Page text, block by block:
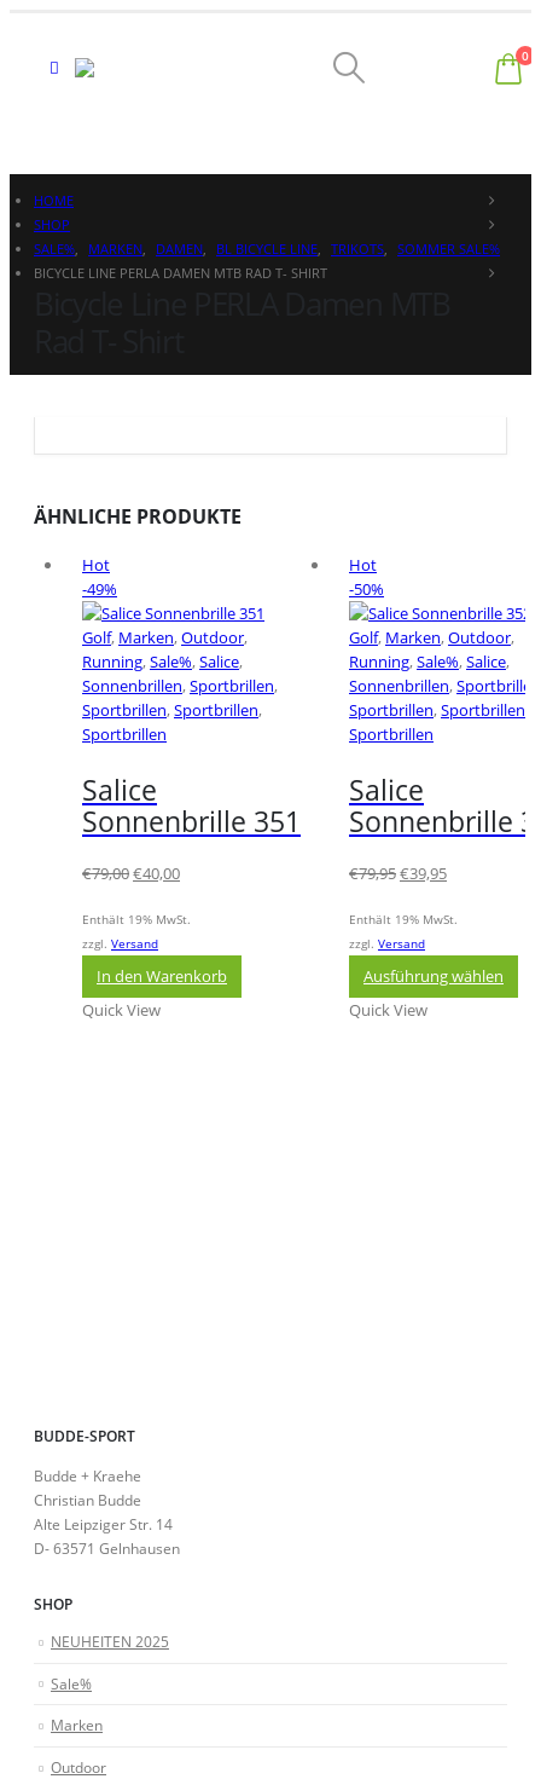
0
HOME
SHOP
SALE%, MARKEN, DAMEN, BL BICYCLE LINE, TRIKOTS, SOMMER SALE%
BICYCLE LINE PERLA DAMEN MTB RAD T- SHIRT
ÄHNLICHE PRODUKTE
Hot
-49%
Golf, Marken,Outdoor,
Running,Sale%,Salice,
Sonnenbrillen,Sportbrillen,
Sportbrillen,Sportbrillen,
Sportbrillen
Salice
Sonnenbrille 351
€79,00Ursprünglicher
war:
€79,00
€40,00Aktueller
ist:
Enthält 19% MwSt.
zzgl. Versand
In den Warenkorb
Quick View
Hot
-50%
Golf, Marken,Outdoor,
Running,Sale%,Salice,
Sonnenbrillen,Sportbrillen
Sportbrillen,Sportbrillen
Sportbrillen
Salice
Sonnenbrille
€79,95Ursprünglicher
war:
€79,95
€39,95Aktueller
ist:
Enthält 19% MwSt.
zzgl. Versand
Ausführung wählen
Quick View
BUDDE-SPORT
Budde + Kraehe
Christian Budde
Alte Leipziger Str. 14
D- 63571 Gelnhausen
SHOP
NEUHEITEN 2025
Sale%
Marken
Outdoor